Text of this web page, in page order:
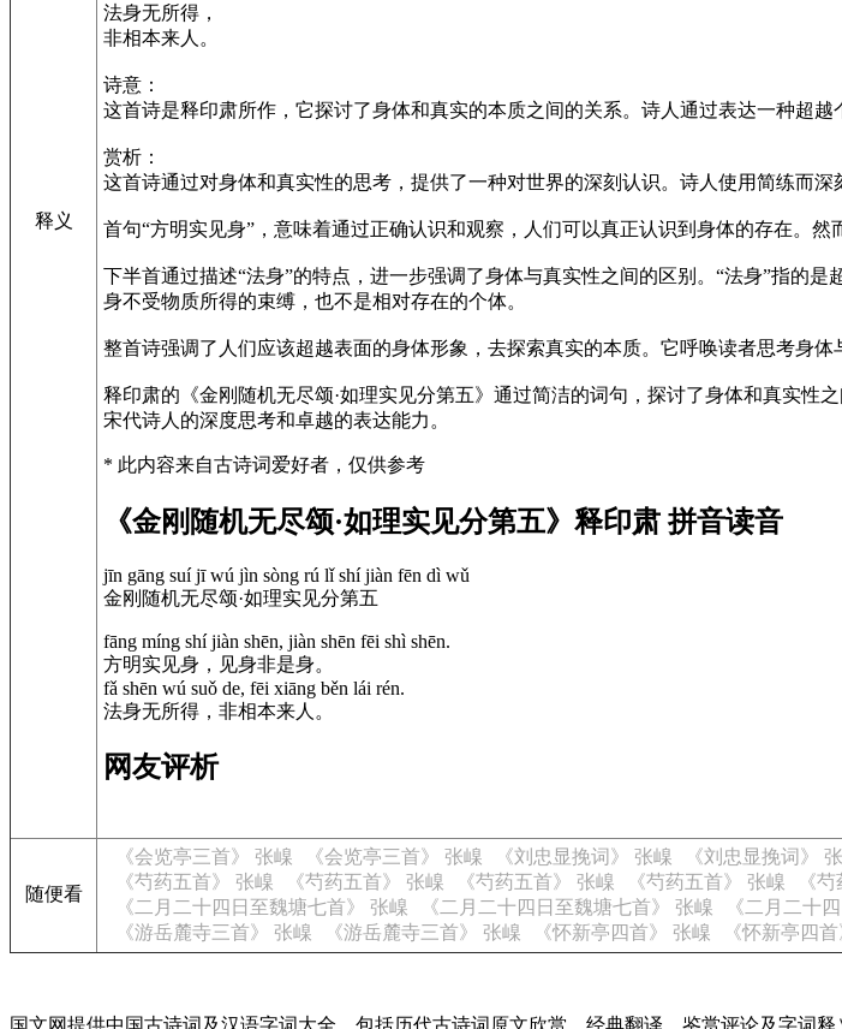
释义
法身无所得，
非相本来人。
诗意：
这首诗是释印肃所作，它探讨了身体和真实的本质之间的关系。诗人通过表达一种超越
赏析：
这首诗通过对身体和真实性的思考，提供了一种对世界的深刻认识。诗人使用简练而深
首句“方明实见身”，意味着通过正确认识和观察，人们可以真正认识到身体的存在。
下半首通过描述“法身”的特点，进一步强调了身体与真实性之间的区别。“法身”指的
身不受物质所得的束缚，也不是相对存在的个体。
整首诗强调了人们应该超越表面的身体形象，去探索真实的本质。它呼唤读者思考身
释印肃的《金刚随机无尽颂·如理实见分第五》通过简洁的词句，探讨了身体和真实
宋代诗人的深度思考和卓越的表达能力。
* 此内容来自古诗词爱好者，仅供参考
《金刚随机无尽颂·如理实见分第五》释印肃 拼音读音
jīn gāng suí jī wú jìn sòng rú lǐ shí jiàn fēn dì wǔ
金刚随机无尽颂·如理实见分第五
fāng míng shí jiàn shēn, jiàn shēn fēi shì shēn.
方明实见身，见身非是身。
fǎ shēn wú suǒ de, fēi xiāng běn lái rén.
法身无所得，非相本来人。
网友评析
随便看
《会览亭三首》 张嵲 《会览亭三首》 张嵲 《刘忠显挽词》 张嵲 《刘忠显挽词》
《芍药五首》 张嵲
《芍药五首》 张嵲 《芍药五首》 张嵲 《芍药五首》 张嵲 《
《二月二十四日至魏塘七首》 张嵲
《二月二十四日至魏塘七首》 张嵲 《二月二十
《游岳麓寺三首》 张嵲
《游岳麓寺三首》 张嵲 《怀新亭四首》 张嵲 《怀新亭四
国文网提供中国古诗词及汉语字词大全，包括历代古诗词原文欣赏、经典翻译、鉴赏评论及字词释